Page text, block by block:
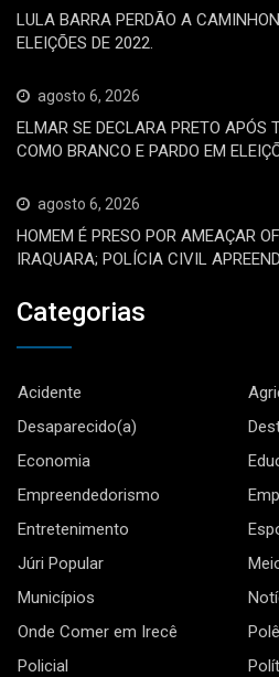
LULA BARRA PERDÃO A
ELEIÇÕES DE 2022.
agosto 6, 2026
ELMAR SE DECLARA PRETO APÓS
COMO BRANCO E PARDO EM
agosto 6, 2026
HOMEM É PRESO POR AMEAÇAR
IRAQUARA; POLÍCIA CIVIL
Categorias
Acidente
Desaparecido(a)
Economia
Empreendedorismo
Entretenimento
Júri Popular
Municípios
Onde Comer em Irecê
Policial